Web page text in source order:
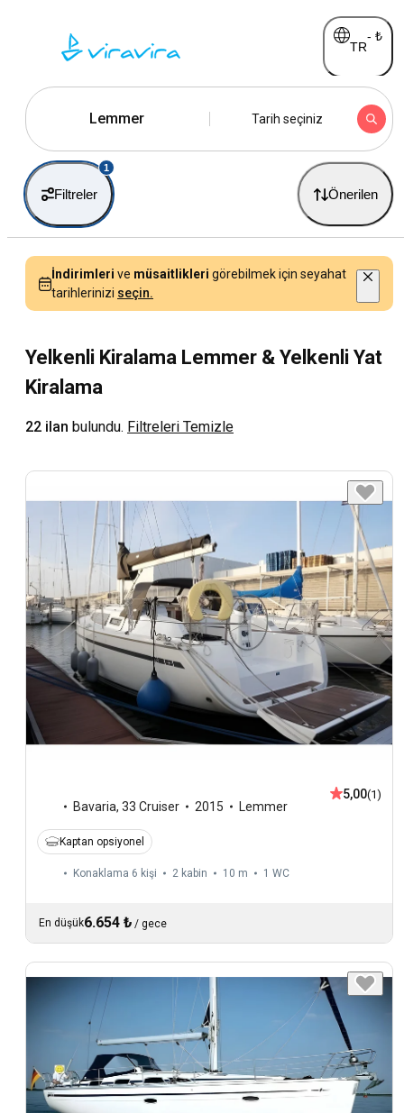
TR
- ₺
Lemmer Tarih seçiniz
Filtreler
1
Önerilen
İndirimleri ve müsaitlikleri görebilmek için seyahat
tarihlerinizi seçin.
Yelkenli Kiralama Lemmer & Yelkenli Yat
Kiralama
22 ilan bulundu. Filtreleri Temizle
Bavaria, 33 Cruiser 2015 Lemmer
5,00(1)
Kaptan opsiyonel
Konaklama 6 kişi 2 kabin 10 m 1 WC
En düşük6.654 ₺ / gece